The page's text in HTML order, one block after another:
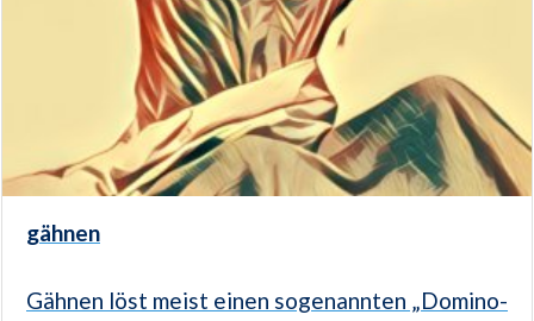
gähnen
Gähnen löst meist einen sogenannten „Domino-